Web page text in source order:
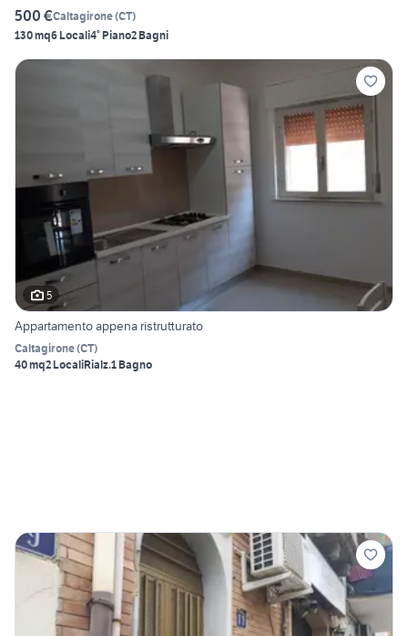
500 €Caltagirone(CT)
130 mq6 Locali4° Piano2 Bagni
5
Appartamento appena ristrutturato
Caltagirone(CT)
40 mq2 LocaliRialz.1 Bagno